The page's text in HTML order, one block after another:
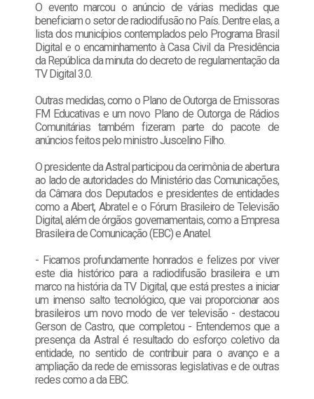
O evento marcou o anúncio de várias medidas que
beneficiam o setor de radiodifusão no País. Dentre elas, a
lista dos municípios contemplados pelo Programa Brasil
Digital e o encaminhamento à Casa Civil da Presidência
da República da minuta do decreto de regulamentação da
TV Digital 3.0.
Outras medidas, como o Plano de Outorga de Emissoras
FM Educativas e um novo Plano de Outorga de Rádios
Comunitárias também fizeram parte do pacote de
anúncios feitos pelo ministro Juscelino Filho.
O presidente da Astral participou da cerimônia de abertura
ao lado de autoridades do Ministério das Comunicações,
da Câmara dos Deputados e presidentes de entidades
como a Abert, Abratel e o Fórum Brasileiro de Televisão
Digital, além de órgãos governamentais, como a Empresa
Brasileira de Comunicação (EBC) e Anatel.
- Ficamos profundamente honrados e felizes por viver
este dia histórico para a radiodifusão brasileira e um
marco na história da TV Digital, que está prestes a iniciar
um imenso salto tecnológico, que vai proporcionar aos
brasileiros um novo modo de ver televisão - destacou
Gerson de Castro, que completou - Entendemos que a
presença da Astral é resultado do esforço coletivo da
entidade, no sentido de contribuir para o avanço e a
ampliação da rede de emissoras legislativas e de outras
redes como a da EBC.